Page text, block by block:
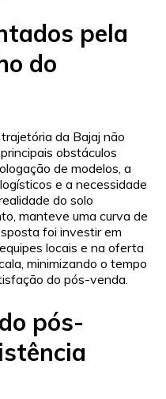
pela
do
da Bajaj não
obstáculos
de modelos, a
e a necessidade
do solo
manteve uma curva de
foi investir em
locais e na oferta
minimizando o tempo
do pós-venda.
pós-